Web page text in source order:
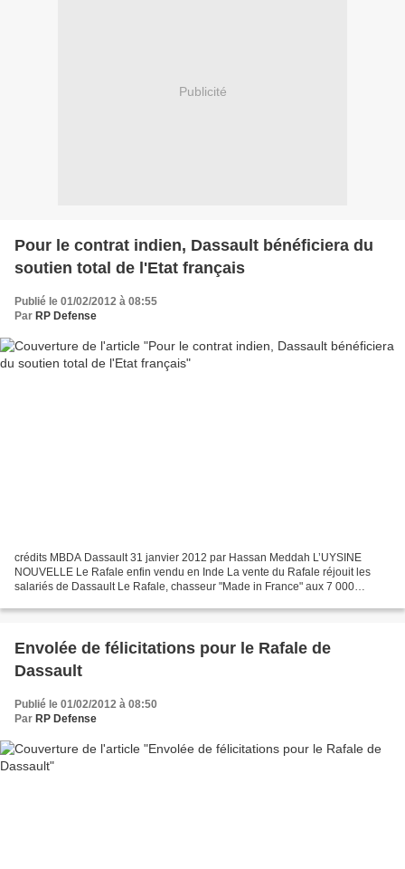
Publicité
Pour le contrat indien, Dassault bénéficiera du
soutien total de l'Etat français
Publié le 01/02/2012 à 08:55
Par RP Defense
crédits MBDA Dassault 31 janvier 2012 par Hassan Meddah L’UYSINE
NOUVELLE Le Rafale enfin vendu en Inde La vente du Rafale réjouit les
salariés de Dassault Le Rafale, chasseur "Made in France" aux 7 000
Envolée de félicitations pour le Rafale de
Dassault
Publié le 01/02/2012 à 08:50
Par RP Defense